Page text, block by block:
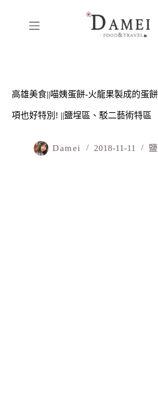
高雄美食||喵姨蛋餅-火龍果製成的蛋
項也好特別! ||鹽埕區、駁二藝術特區
Damei 2018-11-11